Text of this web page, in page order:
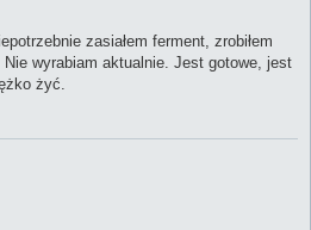
zasiałem ferment, zrobiłem
wyrabiam aktualnie. Jest gotowe, jest
żyć.